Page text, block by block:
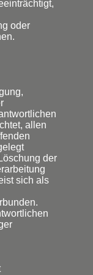
oder
allen
der
sich als